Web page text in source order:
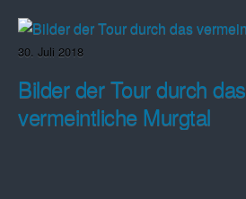
30. Juli 2018
Bilder der Tour durch das
vermeintliche Murgtal